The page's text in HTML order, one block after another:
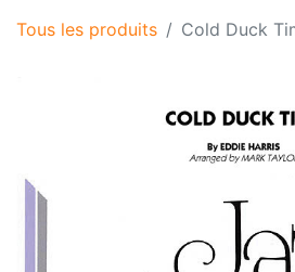
Tous les produits Cold Duck